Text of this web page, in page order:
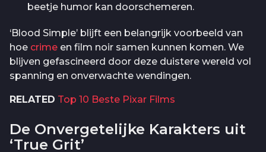
beetje humor kan doorschemeren.
‘Blood Simple’ blijft een belangrijk voorbeeld van
hoe crime en film noir samen kunnen komen. We
blijven gefascineerd door deze duistere wereld vol
spanning en onverwachte wendingen.
RELATED Top 10 Beste Pixar Films
De Onvergetelijke Karakters uit
‘True Grit’